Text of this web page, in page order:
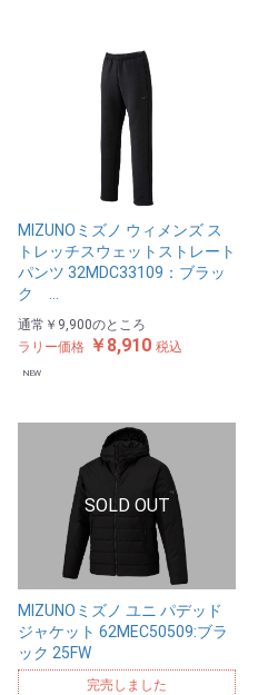
MIZUNOミズノ ウィメンズ ス
トレッチスウェットストレート
パンツ 32MDC33109：ブラッ
ク …
通常 ￥9,900のところ
ラリー価格 ￥8,910 税込
NEW
MIZUNOミズノ ユニ パデッド
ジャケット 62MEC50509:ブラ
ック 25FW
完売しました